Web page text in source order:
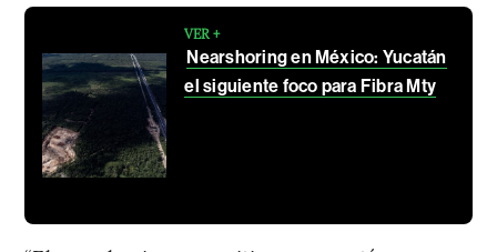
VER +
Nearshoring en México: Yucatán
el siguiente foco para Fibra Mty